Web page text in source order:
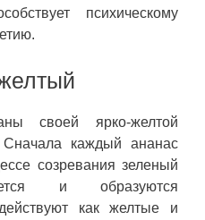
психическому
своей ярко-желтой
Сначала каждый ананас
созревания зеленый
и образуются
как желтые и